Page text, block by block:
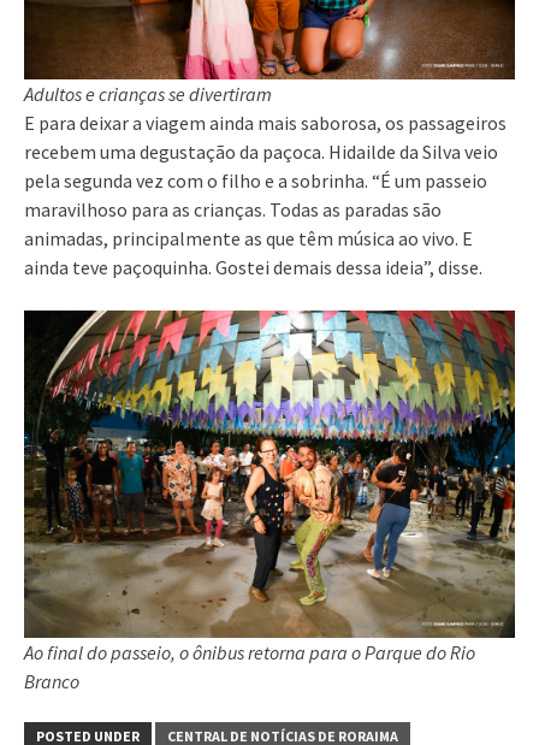
Adultos e crianças se divertiram
E para deixar a viagem ainda mais saborosa, os passageiros
recebem uma degustação da paçoca. Hidailde da Silva veio
pela segunda vez com o filho e a sobrinha. “É um passeio
maravilhoso para as crianças. Todas as paradas são
animadas, principalmente as que têm música ao vivo. E
ainda teve paçoquinha. Gostei demais dessa ideia”, disse.
Ao final do passeio, o ônibus retorna para o Parque do Rio
Branco
POSTED UNDER
CENTRAL DE NOTÍCIAS DE RORAIMA